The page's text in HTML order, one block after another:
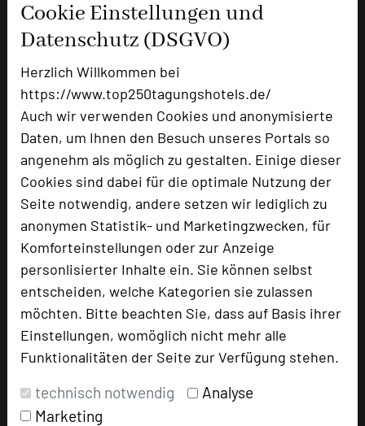
Cookie Einstellungen und
Datenschutz (DSGVO)
Herzlich Willkommen bei
https://www.top250tagungshotels.de/
Auch wir verwenden Cookies und anonymisierte
Daten, um Ihnen den Besuch unseres Portals so
angenehm als möglich zu gestalten. Einige dieser
Cookies sind dabei für die optimale Nutzung der
Seite notwendig, andere setzen wir lediglich zu
anonymen Statistik- und Marketingzwecken, für
Komforteinstellungen oder zur Anzeige
personlisierter Inhalte ein. Sie können selbst
entscheiden, welche Kategorien sie zulassen
möchten. Bitte beachten Sie, dass auf Basis ihrer
Einstellungen, womöglich nicht mehr alle
Funktionalitäten der Seite zur Verfügung stehen.
technisch notwendig
Analyse
Marketing
Doppelzimmer
Einzelzimmer
Besonders geeignet für
Seminar, Konferenz, Klausur, Kreativprozesse
3567 Seiten dieses Hotels wurden in den
vergangenen 30 Tagen auf diesem Portal aufgerufen.
Impressum zum Hotel
Für die Verwendung der Bilder haben die jeweiligen Hotels die